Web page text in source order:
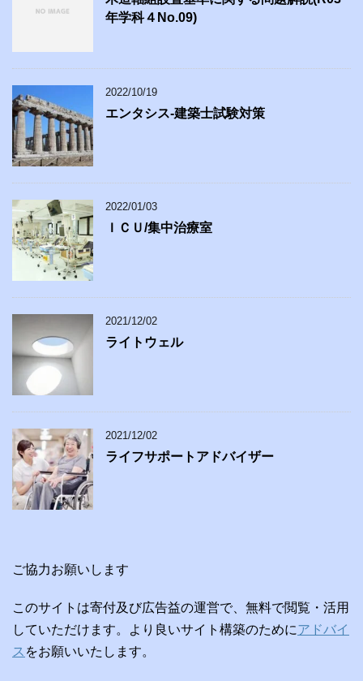
年学科４No.09)
2022/10/19
エンタシス-建築士試験対策
2022/01/03
ＩＣＵ/集中治療室
2021/12/02
ライトウェル
2021/12/02
ライフサポートアドバイザー
ご協力お願いします
このサイトは寄付及び広告益の運営で、無料で閲覧・活用
していただけます。より良いサイト構築のためにアドバイ
ス をお願いいたします。